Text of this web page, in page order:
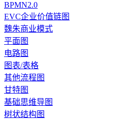
BPMN2.0
EVC企业价值链图
魏朱商业模式
平面图
电路图
图表/表格
其他流程图
甘特图
基础思维导图
树状结构图